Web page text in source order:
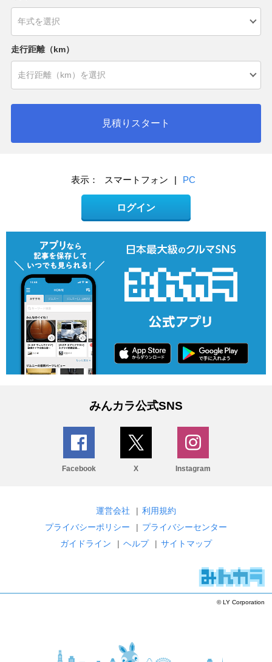
走行距離（km）
見積りスタート
表示： スマートフォン | PC
ログイン
みんカラ公式SNS
Facebook X Instagram
運営会社 | 利用規約
プライバシーポリシー
| プライバシーセンター
ガイドライン
| ヘルプ | サイトマップ
© LY Corporation